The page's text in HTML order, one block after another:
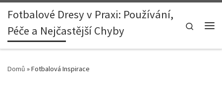
Skip to content
Fotbalové Dresy v Praxi: Používání,
Péče a Nejčastější Chyby
Search
Domů »Fotbalová Inspirace